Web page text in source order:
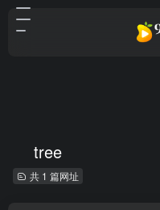
tree
共 1 篇网址